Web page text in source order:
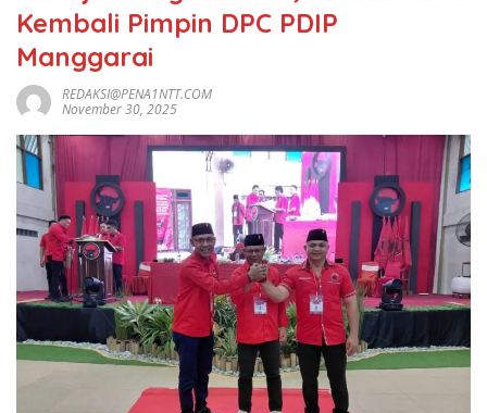
Kembali Pimpin DPC PDIP
Manggarai
REDAKSI@PENA1NTT.COM
November 30, 2025